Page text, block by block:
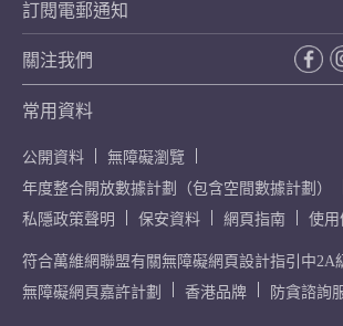
訂閱電郵通知
關注我們
常用資料
公開資料
無障礙瀏覽
年度整合開放數據計劃（包含空間數據計劃）
私隱政策聲明
保安資料 網頁指南 使用
符合萬維網聯盟有關無障礙網頁設計指引中2A
無障礙網頁嘉許計劃
香港品牌 防貪諮詢